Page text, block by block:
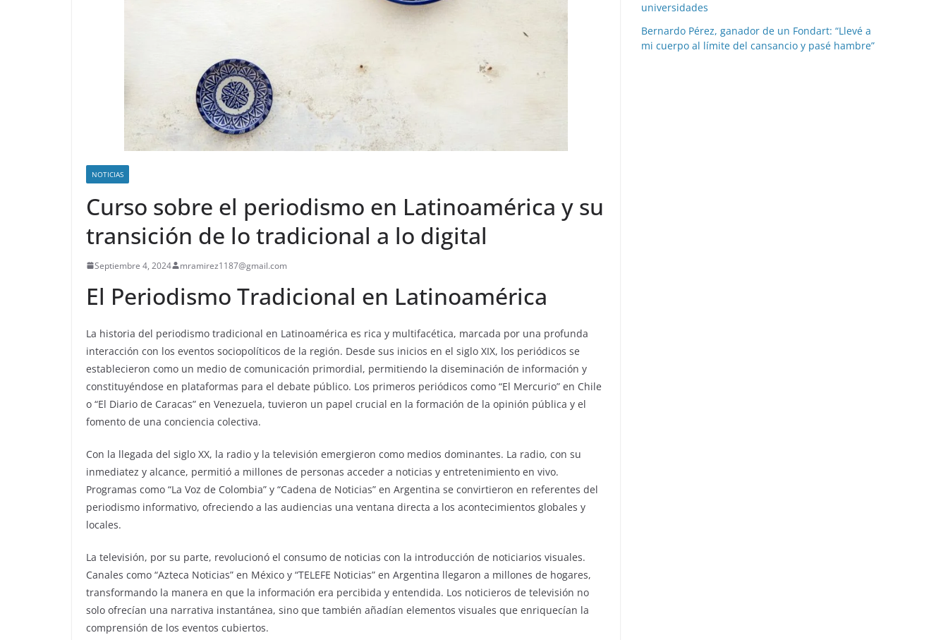
NOTICIAS
Curso sobre el periodismo en Latinoamérica y su
transición de lo tradicional a lo digital
Septiembre 4, 2024 mramirez1187@gmail.com
El Periodismo Tradicional en Latinoamérica
La historia del periodismo tradicional en Latinoamérica es rica y multifacética, marcada por una profunda
interacción con los eventos sociopolíticos de la región. Desde sus inicios en el siglo XIX, los periódicos se
establecieron como un medio de comunicación primordial, permitiendo la diseminación de información y
constituyéndose en plataformas para el debate público. Los primeros periódicos como “El Mercurio” en Chile
o “El Diario de Caracas” en Venezuela, tuvieron un papel crucial en la formación de la opinión pública y el
fomento de una conciencia colectiva.
Con la llegada del siglo XX, la radio y la televisión emergieron como medios dominantes. La radio, con su
inmediatez y alcance, permitió a millones de personas acceder a noticias y entretenimiento en vivo.
Programas como “La Voz de Colombia” y “Cadena de Noticias” en Argentina se convirtieron en referentes del
periodismo informativo, ofreciendo a las audiencias una ventana directa a los acontecimientos globales y
locales.
La televisión, por su parte, revolucionó el consumo de noticias con la introducción de noticiarios visuales.
Canales como “Azteca Noticias” en México y “TELEFE Noticias” en Argentina llegaron a millones de hogares,
transformando la manera en que la información era percibida y entendida. Los noticieros de televisión no
solo ofrecían una narrativa instantánea, sino que también añadían elementos visuales que enriquecían la
comprensión de los eventos cubiertos.
universidades
Bernardo Pérez, ganador de un Fondart: “Llevé a
mi cuerpo al límite del cansancio y pasé hambre”